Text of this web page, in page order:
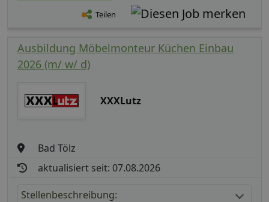
Teilen
Ausbildung Möbelmonteur Küchen Einbau
2026 (m/ w/ d)
XXXLutz
Bad Tölz
aktualisiert seit: 07.08.2026
Stellenbeschreibung: